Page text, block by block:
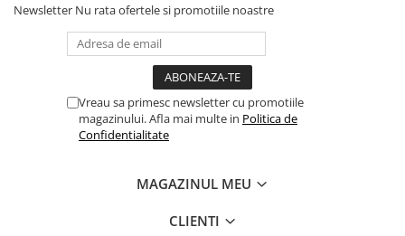
Newsletter Nu rata ofertele si promotiile noastre
Vreau sa primesc newsletter cu promotiile
magazinului. Afla mai multe in Politica de
Confidentialitate
MAGAZINUL MEU
CLIENTI